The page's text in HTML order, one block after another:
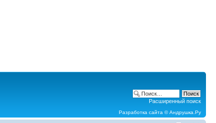
Расширенный поиск
Разработка сайта ©Андрушка.Ру